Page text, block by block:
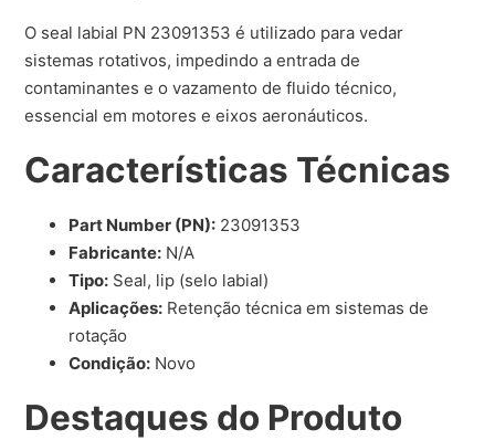
O seal labial PN 23091353 é utilizado para vedar
sistemas rotativos, impedindo a entrada de
contaminantes e o vazamento de fluido técnico,
essencial em motores e eixos aeronáuticos.
Características Técnicas
Part Number (PN): 23091353
Fabricante: N/A
Tipo: Seal, lip (selo labial)
Aplicações: Retenção técnica em sistemas de
rotação
Condição: Novo
Destaques do Produto